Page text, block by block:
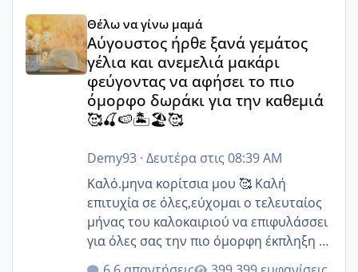
Αύγουστος ήρθε ξανά γεμάτος γέλια και ανεμελιά
Θέλω να γίνω μαμά
Αύγουστος ήρθε ξανά γεμάτος
γέλια και ανεμελιά μακάρι
φεύγοντας να αφήσει το πιο
όμορφο δωράκι για την καθεμιά
🥰🍒🍉🏝️🏖️🥰
Demy93· Δευτέρα στις 08:39 AM
Καλό.μηνα κορίτσια μου 🥰 Καλή
επιτυχία σε όλες,εύχομαι ο τελευταίος
μήνας του καλοκαιριού να επιφυλάσσει
για όλες σας την πιο όμορφη έκπληξη 🧿
@Elk @Melikara86 @Παρασκευαιδου